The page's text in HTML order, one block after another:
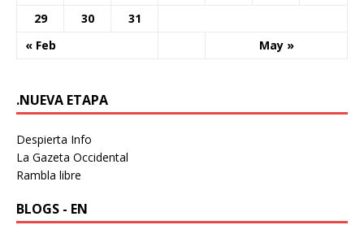
« Feb May »
29
30 31
.NUEVA ETAPA
Despierta Info
La Gazeta Occidental
Rambla libre
BLOGS - EN